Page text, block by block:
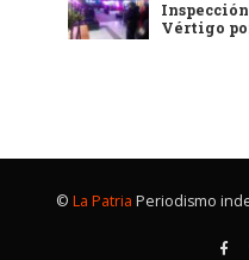
Vértigo
© La Patria Periodismo